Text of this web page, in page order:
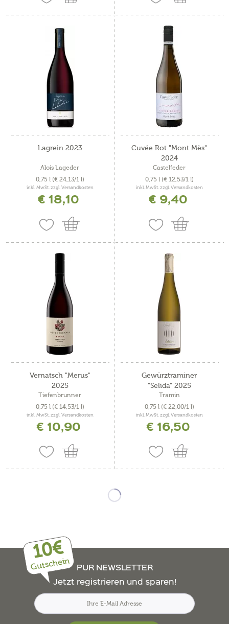
Lagrein 2023
Alois Lageder
0,75 l (€ 24,13/1 l)
inkl. MwSt. zzgl. Versandkosten
€ 18,10
Cuvée Rot "Mont Mès"
2024
Castelfeder
0,75 l (€ 12,53/1 l)
inkl. MwSt. zzgl. Versandkosten
€ 9,40
Vernatsch "Merus"
2025
Tiefenbrunner
0,75 l (€ 14,53/1 l)
inkl. MwSt. zzgl. Versandkosten
€ 10,90
Gewürztraminer
"Selida" 2025
Tramin
0,75 l (€ 22,00/1 l)
inkl. MwSt. zzgl. Versandkosten
€ 16,50
10€
Gutschein
PUR NEWSLETTER
Jetzt registrieren und sparen!